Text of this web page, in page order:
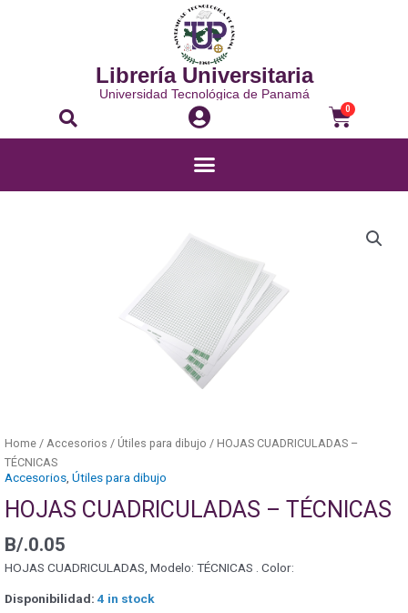
Librería Universitaria
Universidad Tecnológica de Panamá
0
Home / Accesorios / Útiles para dibujo / HOJAS CUADRICULADAS –
TÉCNICAS
Accesorios, Útiles para dibujo
HOJAS CUADRICULADAS – TÉCNICAS
B/.0.05
HOJAS CUADRICULADAS, Modelo: TÉCNICAS . Color:
Disponibilidad: 4 in stock